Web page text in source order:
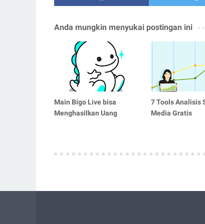
Anda mungkin menyukai postingan ini
Main Bigo Live bisa
Menghasilkan Uang
7 Tools Analisis
Media Gratis